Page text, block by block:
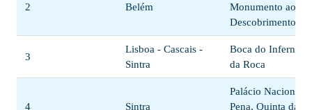
2 Belém
Monumento aos
Descobrimentos
3
Lisboa - Cascais -
Sintra
Boca do Inferno,
da Roca
4 Sintra
Palácio Nacional
Pena, Quinta da